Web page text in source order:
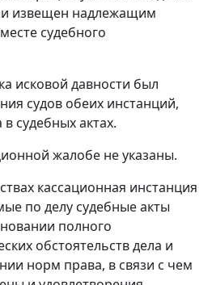
извещен надлежащим
судебного
исковой давности был
судов обеих инстанций,
судебных актах.
жалобе не указаны.
кассационная инстанция
по делу судебные акты
полного
обстоятельств дела и
норм права, в связи с чем